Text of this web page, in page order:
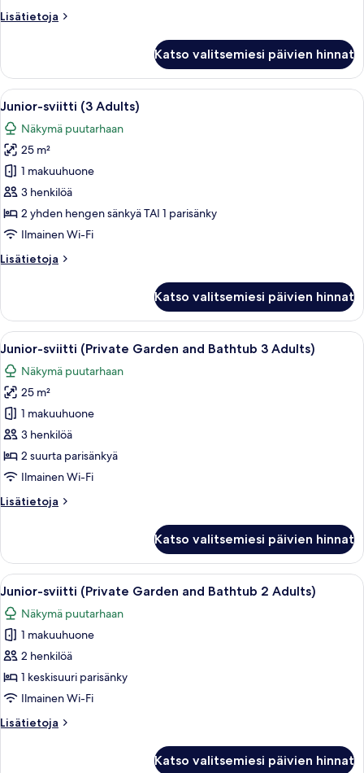
Lisätietoja
Lisätietoja
(Single
Use)
Katso valitsemiesi päivien hinnat
Avaa
kaikki
huonetyypin
Junior-
sviitti
(3
Adults)
kuvat
Moderni hotellihuone, jossa on
8
Junior-sviitti (3 Adults)
Näkymä puutarhaan
25 m²
1 makuuhuone
3 henkilöä
2 yhden hengen sänkyä TAI 1 parisänky
Ilmainen Wi-Fi
Lisätietoja
Lisätietoja
(3
Adults)
Katso valitsemiesi päivien hinnat
Avaa
kaikki
huonetyypin
Junior-
sviitti
(Private
Garden
and
3
10
Junior-sviitti (Private Garden and Bathtub 3 Adults)
Näkymä puutarhaan
25 m²
1 makuuhuone
3 henkilöä
2 suurta parisänkyä
Ilmainen Wi-Fi
Lisätietoja
Lisätietoja
(Private
Garden
and
Bathtub
3
Adults)
Katso valitsemiesi päivien hinnat
Avaa
kaikki
huonetyypin
Junior-
sviitti
(Private
Garden
Bathtub
Moderni ulkotila, jossa on poreallas,
11
Junior-sviitti (Private Garden and Bathtub 2 Adults)
Näkymä puutarhaan
1 makuuhuone
2 henkilöä
1 keskisuuri parisänky
Ilmainen Wi-Fi
Lisätietoja
Lisätietoja
Katso valitsemiesi päivien hinnat